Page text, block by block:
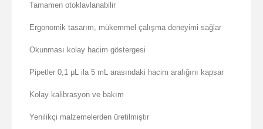
Tamamen otoklavlanabilir
Ergonomik tasarım, mükemmel çalışma deneyimi sağlar
Okunması kolay hacim göstergesi
Pipetler 0,1 μL ila 5 mL arasındaki hacim aralığını kapsar
Kolay kalibrasyon ve bakım
Yenilikçi malzemelerden üretilmiştir